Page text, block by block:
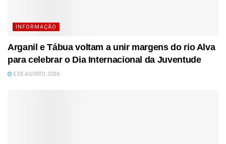
INFORMAÇÃO
Arganil e Tábua voltam a unir margens do rio Alva
para celebrar o Dia Internacional da Juventude
5 DE AGOSTO, 2026